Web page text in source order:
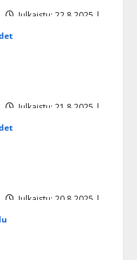
Julkaistu: 22.8.2025 |
Julkaistu: 21.8.2025 |
Julkaistu: 20.8.2025 |